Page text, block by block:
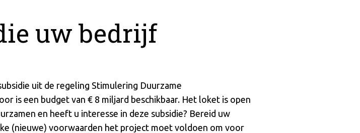
uw bedrijf
uit de regeling Stimulering Duurzame
is een budget van € 8 miljard beschikbaar. Het loket is open
en heeft u interesse in deze subsidie? Bereid uw
(nieuwe) voorwaarden het project moet voldoen om voor